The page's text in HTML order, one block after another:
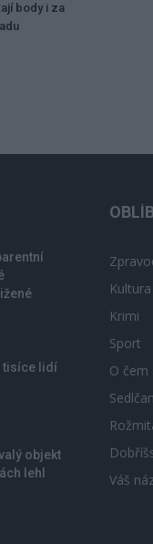
body i za
tisíce lidí
objekt
lehl
Kultura
Krimi
Sport
O čem
Váš